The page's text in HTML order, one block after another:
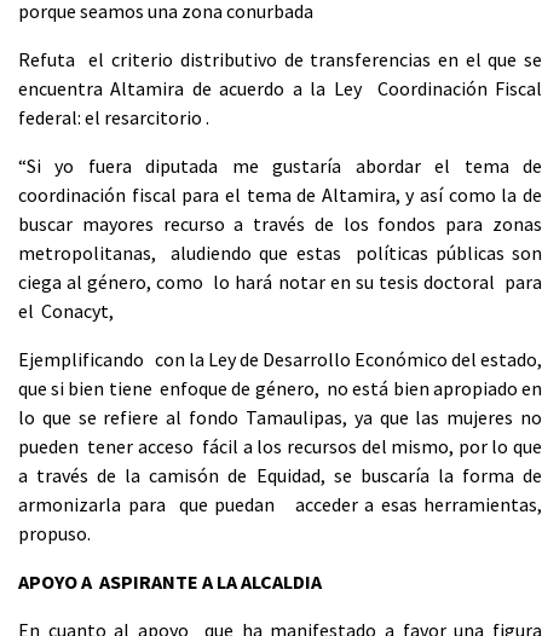
porque seamos una zona conurbada
Refuta el criterio distributivo de transferencias en el que se
encuentra Altamira de acuerdo a la Ley Coordinación Fiscal
federal: el resarcitorio .
“Si yo fuera diputada me gustaría abordar el tema de
coordinación fiscal para el tema de Altamira, y así como la de
buscar mayores recurso a través de los fondos para zonas
metropolitanas, aludiendo que estas políticas públicas son
ciega al género, como lo hará notar en su tesis doctoral para
el Conacyt,
Ejemplificando con la Ley de Desarrollo Económico del estado,
que si bien tiene enfoque de género, no está bien apropiado en
lo que se refiere al fondo Tamaulipas, ya que las mujeres no
pueden tener acceso fácil a los recursos del mismo, por lo que
a través de la camisón de Equidad, se buscaría la forma de
armonizarla para que puedan acceder a esas herramientas,
propuso.
APOYO A ASPIRANTE A LA ALCALDIA
En cuanto al apoyo que ha manifestado a favor una figura